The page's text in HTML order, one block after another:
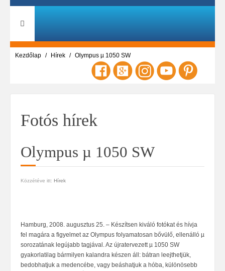
Kezdőlap Hírek Olympus µ 1050 SW
Fotós hírek
Olympus µ 1050 SW
Közzétéve itt: Hírek
Hamburg, 2008. augusztus 25. – Készítsen kiváló fotókat és hívja
fel magára a figyelmet az Olympus folyamatosan bővülő, ellenálló µ
sorozatának legújabb tagjával. Az újratervezett µ 1050 SW
gyakorlatilag bármilyen kalandra készen áll: bátran leejthetjük,
bedobhatjuk a medencébe, vagy beáshatjuk a hóba, különösebb